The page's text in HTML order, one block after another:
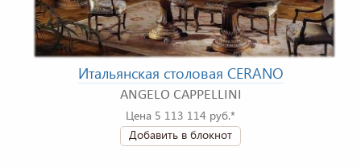
Итальянская столовая CERANO
ANGELO CAPPELLINI
Цена 5 113 114 руб.*
Добавить в блокнот